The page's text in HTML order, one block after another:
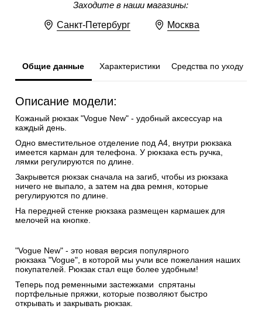
Заходите в наши магазины:
Санкт-Петербург Москва
Общие данные Характеристики Средства по уходу
Описание модели:
Кожаный рюкзак "Vogue New" - удобный аксессуар на
каждый день.
Одно вместительное отделение под А4, внутри рюкзака
имеется карман для телефона. У рюкзака есть ручка,
лямки регулируются по длине.
Закрывется рюкзак сначала на загиб, чтобы из рюкзака
ничего не выпало, а затем на два ремня, которые
регулируются по длине.
На передней стенке рюкзака размещен кармашек для
мелочей на кнопке.
"Vogue New" - это новая версия популярного
рюкзака "Vogue", в которой мы учли все пожелания наших
покупателей. Рюкзак стал еще более удобным!
Теперь под ременными застежками спрятаны
портфельные пряжки, которые позволяют быстро
открывать и закрывать рюкзак.